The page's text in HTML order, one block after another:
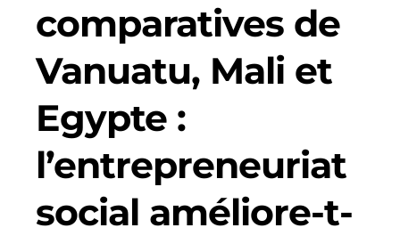
comparatives de
Vanuatu, Mali et
Egypte :
l’entrepreneuriat
social améliore-t-